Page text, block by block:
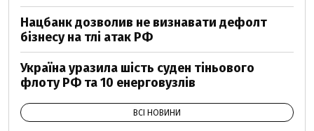
Нацбанк дозволив не визнавати дефолт
бізнесу на тлі атак РФ
Україна уразила шість суден тіньового
флоту РФ та 10 енерговузлів
ВСІ НОВИНИ